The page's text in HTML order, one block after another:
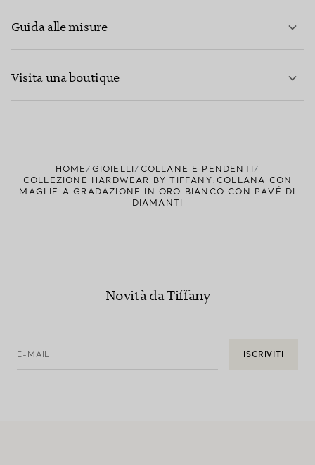
Guida alle misure
Visita una boutique
HOME GIOIELLI
COLLANE E PENDENTI
COLLEZIONE HARDWEAR BY TIFFANY:COLLANA CON
MAGLIE A GRADAZIONE IN ORO BIANCO CON PAVÉ DI
DIAMANTI
Novità da Tiffany
E-MAIL ISCRIVITI